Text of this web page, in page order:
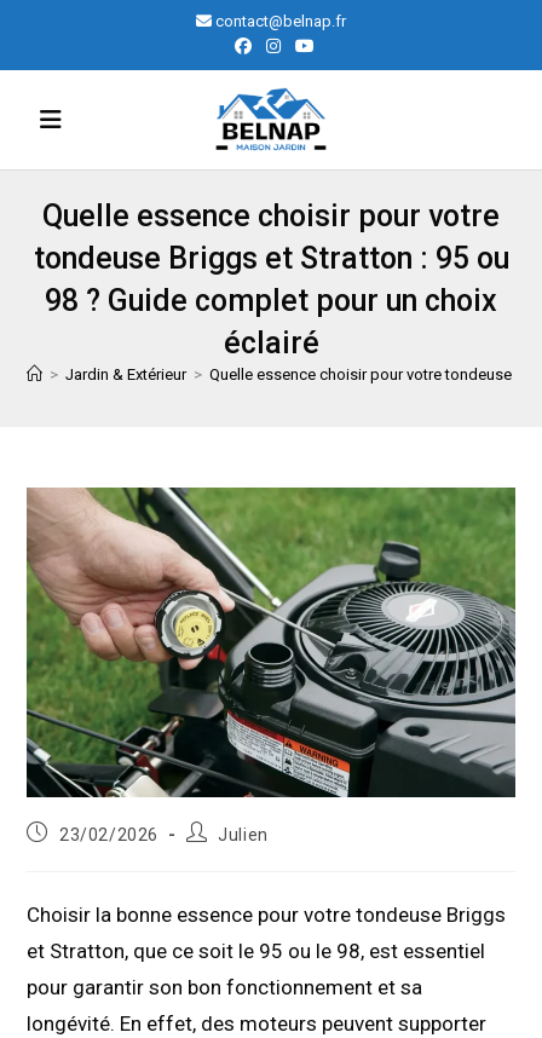
content
contact@belnap.fr
Quelle essence choisir pour votre
tondeuse Briggs et Stratton : 95 ou
98 ? Guide complet pour un choix
éclairé
> Jardin & Extérieur > Quelle essence choisir pour votre tondeuse
Publication
23/02/2026
Auteur/autrice
Julien
Choisir la bonne essence pour votre tondeuse Briggs
et Stratton, que ce soit le 95 ou le 98, est essentiel
pour garantir son bon fonctionnement et sa
longévité. En effet, des moteurs peuvent supporter